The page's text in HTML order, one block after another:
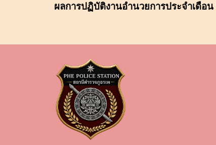
ผลการปฏิบัติงานอำนวยการประจำเดือน